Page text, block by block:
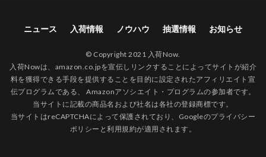
ニュース 入荷情報 ノウハウ 抽選情報 お知らせ
© Copyright 2021 入荷Now.
入荷Nowは、amazon.co.jpを宣伝しリンクすることによってサイトが紹介
料を獲得できる手段を提供することを目的に設定されたアフィリエイト宣
伝プログラムである、 Amazonアソシエイト・プログラムの参加者です。
当サイトに記載の商品名および社名は各社の登録商標です。
当サイトはreCAPTCHAによって保護されており、Googleのプライバシー
ポリシー と利用規約が適用されます。